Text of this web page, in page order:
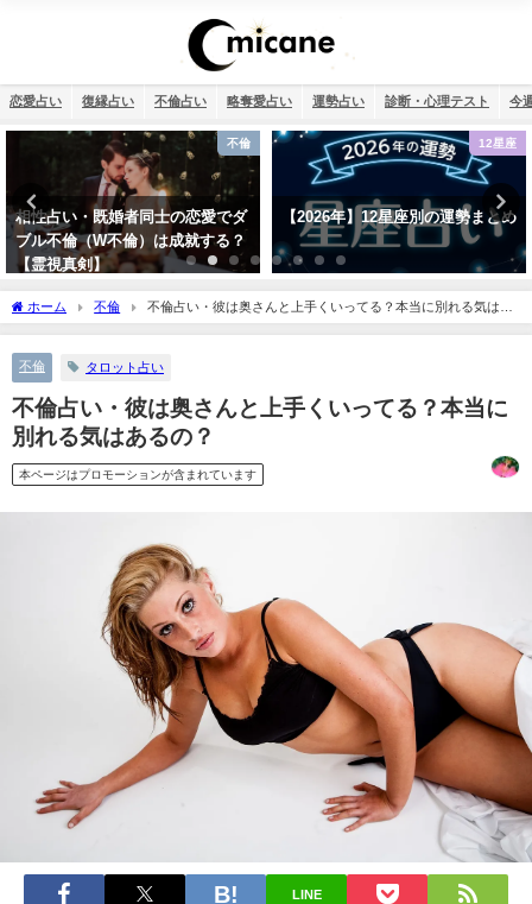
恋愛占い 復縁占い 不倫占い 略奪愛占い 運勢占い 診断・心理テスト 今
不倫
相性占い・既婚者同士の恋愛でダ
ブル不倫（W不倫）は成就する？
【霊視真剣】
12星座
【2026年】12星座別の運勢まとめ
ホーム 不倫
不倫占い・彼は奥さんと上手くいってる？本当に別れる気はあ
るの？
不倫 タロット占い
不倫占い・彼は奥さんと上手くいってる？本当に
別れる気はあるの？
本ページはプロモーションが含まれています
LINE